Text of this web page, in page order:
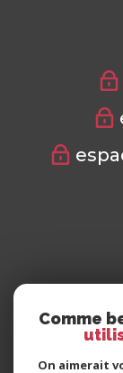
Comme
On aimerait